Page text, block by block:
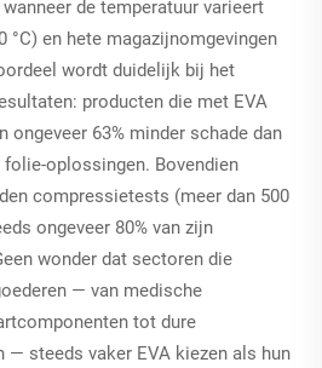
de temperatuur varieert
°C) en hete magazijnomgevingen
wordt duidelijk bij het
producten die met EVA
ongeveer 63% minder schade dan
oplossingen. Bovendien
compressietests (meer dan 500
ongeveer 80% van zijn
wonder dat sectoren die
— van medische
tot dure
— steeds vaker EVA kiezen als hun